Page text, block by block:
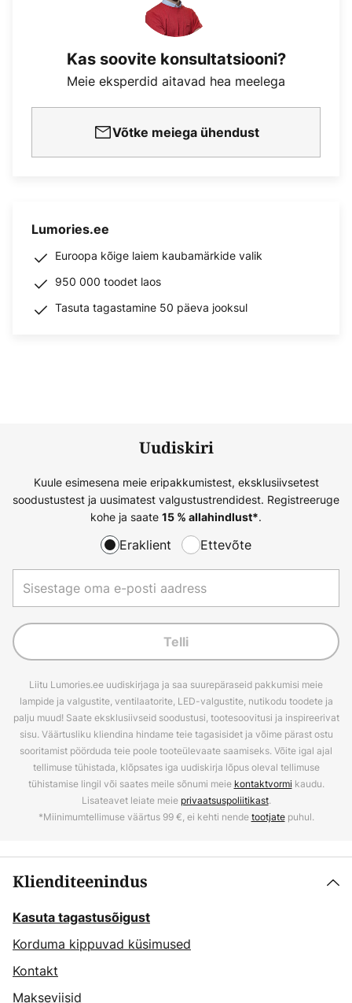
Kas soovite konsultatsiooni?
Meie eksperdid aitavad hea meelega
Võtke meiega ühendust
Lumories.ee
Euroopa kõige laiem kaubamärkide valik
950 000 toodet laos
Tasuta tagastamine 50 päeva jooksul
Uudiskiri
Kuule esimesena meie eripakkumistest, eksklusiivsetest
soodustustest ja uusimatest valgustustrendidest. Registreeruge
kohe ja saate 15 % allahindlust*.
Eraklient Ettevõte
Telli
Liitu Lumories.ee uudiskirjaga ja saa suurepäraseid pakkumisi meie
lampide ja valgustite, ventilaatorite, LED-valgustite, nutikodu toodete ja
palju muud! Saate eksklusiivseid soodustusi, tootesoovitusi ja inspireerivat
sisu. Väärtusliku kliendina hindame teie tagasisidet ja võime pärast ostu
sooritamist pöörduda teie poole tooteülevaate saamiseks. Võite igal ajal
tellimuse tühistada, klõpsates iga uudiskirja lõpus oleval tellimuse
tühistamise lingil või saates meile sõnumi meie kontaktvormi kaudu.
Lisateavet leiate meie privaatsuspoliitikast.
*Miinimumtellimuse väärtus 99 €, ei kehti nendetootjatepuhul.
Klienditeenindus
Kasuta tagastusõigust
Korduma kippuvad küsimused
Kontakt
Makseviisid